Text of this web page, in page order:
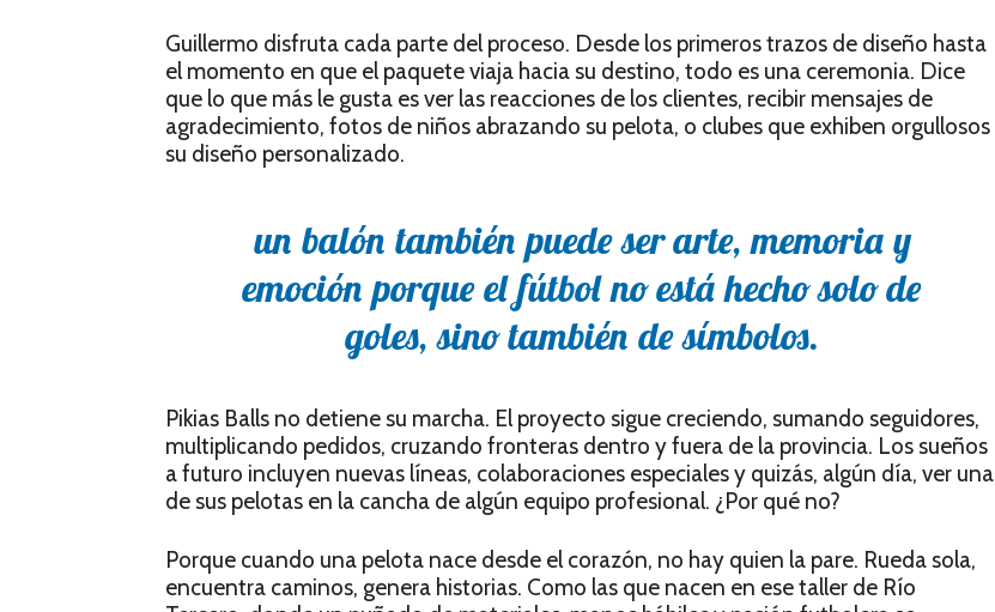
Guillermo disfruta cada parte del proceso. Desde los primeros trazos de diseño hasta
el momento en que el paquete viaja hacia su destino, todo es una ceremonia. Dice
que lo que más le gusta es ver las reacciones de los clientes, recibir mensajes de
agradecimiento, fotos de niños abrazando su pelota, o clubes que exhiben orgullosos
su diseño personalizado.
un balón también puede ser arte, memoria y
emoción porque el fútbol no está hecho solo de
goles, sino también de símbolos.
Pikias Balls no detiene su marcha. El proyecto sigue creciendo, sumando seguidores,
multiplicando pedidos, cruzando fronteras dentro y fuera de la provincia. Los sueños
a futuro incluyen nuevas líneas, colaboraciones especiales y quizás, algún día, ver una
de sus pelotas en la cancha de algún equipo profesional. ¿Por qué no?
Porque cuando una pelota nace desde el corazón, no hay quien la pare. Rueda sola,
encuentra caminos, genera historias. Como las que nacen en ese taller de Río